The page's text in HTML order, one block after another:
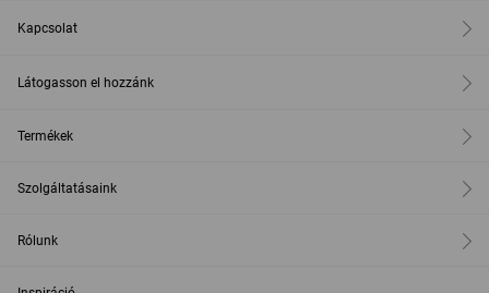
Kapcsolat
Látogasson el hozzánk
Termékek
Szolgáltatásaink
Rólunk